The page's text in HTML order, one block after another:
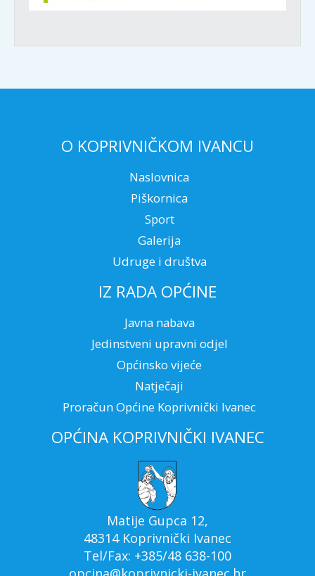
O KOPRIVNIČKOM IVANCU
Naslovnica
Piškornica
Sport
Galerija
Udruge i društva
IZ RADA OPĆINE
Javna nabava
Jedinstveni upravni odjel
Općinsko vijeće
Natječaji
Proračun Općine Koprivnički Ivanec
OPĆINA KOPRIVNIČKI IVANEC
Matije Gupca 12,
48314 Koprivnički Ivanec
Tel/Fax: +385/48 638-100